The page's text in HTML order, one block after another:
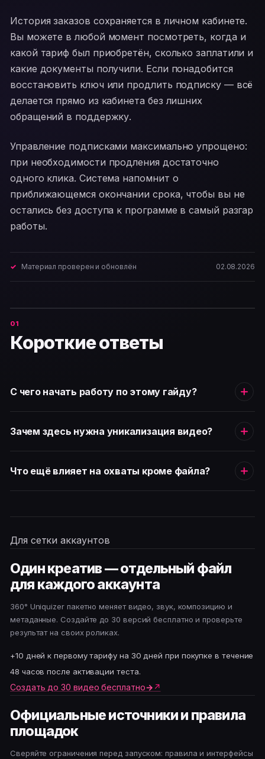
История заказов сохраняется в личном кабинете.
Вы можете в любой момент посмотреть, когда и
какой тариф был приобретён, сколько заплатили и
какие документы получили. Если понадобится
восстановить ключ или продлить подписку — всё
делается прямо из кабинета без лишних
обращений в поддержку.
Управление подписками максимально упрощено:
при необходимости продления достаточно
одного клика. Система напомнит о
приближающемся окончании срока, чтобы вы не
остались без доступа к программе в самый разгар
работы.
Материал проверен и обновлён 02.08.2026
Короткие ответы
С чего начать работу по этому гайду?
Зачем здесь нужна уникализация видео?
Что ещё влияет на охваты кроме файла?
Для сетки аккаунтов
Один креатив — отдельный файл
для каждого аккаунта
360° Uniquizer пакетно меняет видео, звук, композицию и
метаданные. Создайте до 30 версий бесплатно и проверьте
результат на своих роликах.
+10 дней к первому тарифу на 30 дней при покупке в течение
48 часов после активации теста.
Создать до 30 видео бесплатно→
Официальные источники и правила
площадок
Сверяйте ограничения перед запуском: правила и интерфейсы